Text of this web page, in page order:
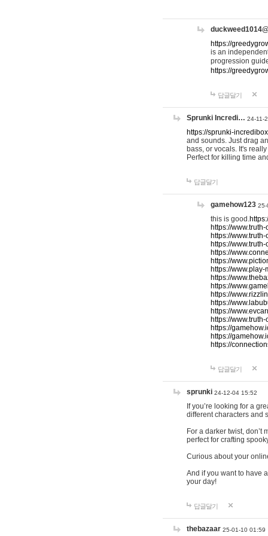
https://
is an
progression
https://
답글달기
Sprunki Incredi… 24-11-
https://sprunki-
and sounds. Just drag
bass, or vocals. It's
Perfect for killing time
답글달기
gamehow123 25-
this is good.
https://
https://
https://
https://
https://
https://
https://
https://
https://
https://
https://
https://
https://
https://
https://
답글달기
sprunki 24-12-04 15:52
If you’re looking for a
different characters and
For a darker twist, don’t
perfect for crafting
Curious about your
And if you want to have
your day!
답글달기
thebazaar 25-01-10 01:59